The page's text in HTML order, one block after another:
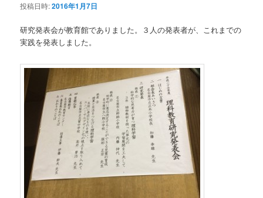
投稿日時:2016年1月7日
研究発表会が教育館でありました。３人の発表者が、これまでの
実践を発表しました。